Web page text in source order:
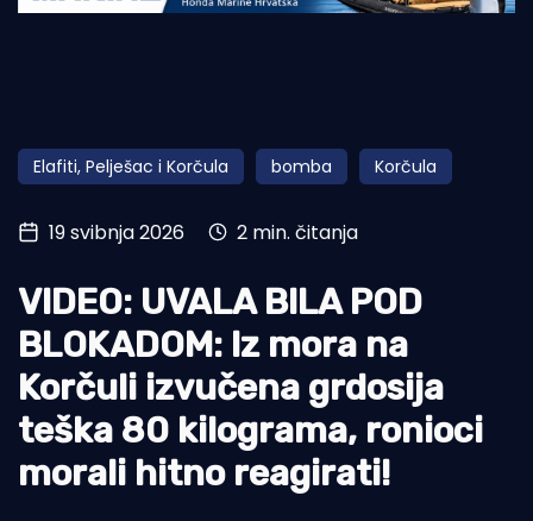
Obala
Otoci
Turizam i nautika
Pomorstvo
Ribolov
Ekologija
Tradicija i kultura
Elafiti, Pelješac i Korčula bomba Korčula
19 svibnja 2026 2 min. čitanja
VIDEO: UVALA BILA POD
BLOKADOM: Iz mora na
Korčuli izvučena grdosija
teška 80 kilograma, ronioci
morali hitno reagirati!